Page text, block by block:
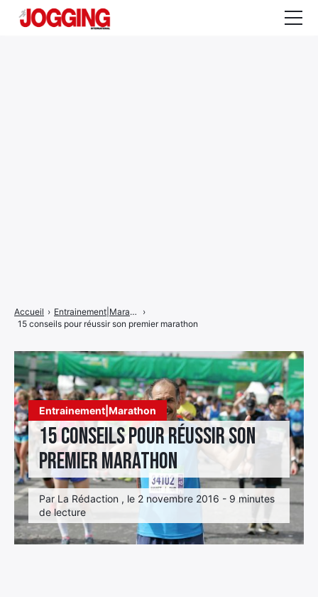
Entrainement|Marathon
15 conseils pour réussir son
premier marathon
Par La Rédaction , le 2 novembre 2016 - 9 minutes
de lecture
Accueil › Entrainement|Marathon
›
15 conseils pour réussir son premier marathon
de
menu
Élément
de
menu
Élément
de
menu